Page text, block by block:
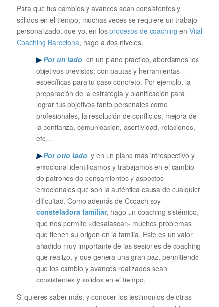
Para que tus cambios y avances sean consistentes y
sólidos en el tiempo, muchas veces se requiere un trabajo
personalizado, que yo, en los procesos de coaching en Vital
Coaching Barcelona, hago a dos niveles.
▶ Por un lado, en un plano práctico, abordamos los
objetivos previstos; con pautas y herramientas
específicas para tu caso concreto. Por ejemplo, la
preparación de la estrategia y planificación para
lograr tus objetivos tanto personales como
profesionales, la resolución de conflictos, mejora de
la confianza, comunicación, asertividad, relaciones,
etc…
▶Por otro lado, y en un plano más introspectivo y
emocional identificamos y trabajamos en el cambio
de patrones de pensamientos y aspectos
emocionales que son la auténtica causa de cualquier
dificultad. Como además de Ccoach soy
consteladora familiar, hago un coaching sistémico,
que nos permite «desatascar» muchos problemas
que tienen su origen en la familia. Este es un valor
añadido muy importante de las sesiones de coaching
que realizo, y que genera una gran paz, permitiendo
que los cambio y avances realizados sean
consistentes y sólidos en el tiempo.
Si quieres saber más, y conocer los testimonios de otras